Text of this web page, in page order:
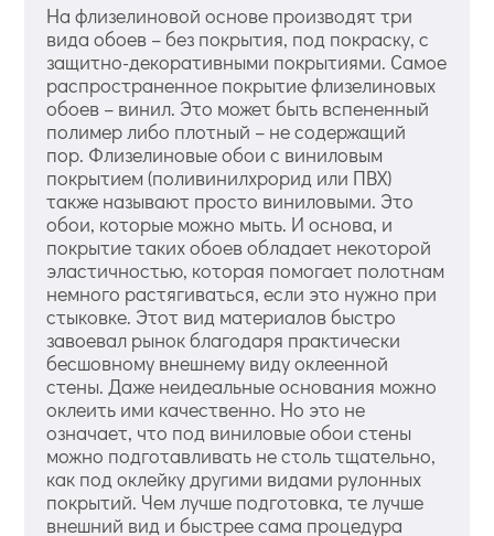
На флизелиновой основе производят три
вида обоев – без покрытия, под покраску, с
защитно-декоративными покрытиями. Самое
распространенное покрытие флизелиновых
обоев – винил. Это может быть вспененный
полимер либо плотный – не содержащий
пор. Флизелиновые обои с виниловым
покрытием (поливинилхрорид или ПВХ)
также называют просто виниловыми. Это
обои, которые можно мыть. И основа, и
покрытие таких обоев обладает некоторой
эластичностью, которая помогает полотнам
немного растягиваться, если это нужно при
стыковке. Этот вид материалов быстро
завоевал рынок благодаря практически
бесшовному внешнему виду оклеенной
стены. Даже неидеальные основания можно
оклеить ими качественно. Но это не
означает, что под виниловые обои стены
можно подготавливать не столь тщательно,
как под оклейку другими видами рулонных
покрытий. Чем лучше подготовка, те лучше
внешний вид и быстрее сама процедура